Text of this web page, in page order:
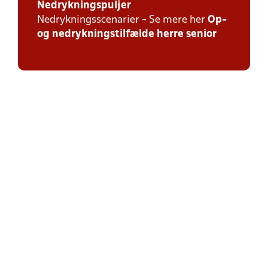
Nedrykningspuljer
Nedrykningsscenarier - Se mere her Op-
og nedrykningstilfælde herre senior